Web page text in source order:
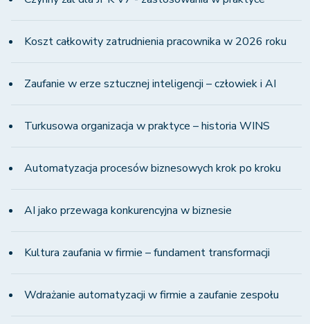
Koszt całkowity zatrudnienia pracownika w 2026 roku
Zaufanie w erze sztucznej inteligencji – człowiek i AI
Turkusowa organizacja w praktyce – historia WINS
Automatyzacja procesów biznesowych krok po kroku
AI jako przewaga konkurencyjna w biznesie
Kultura zaufania w firmie – fundament transformacji
Wdrażanie automatyzacji w firmie a zaufanie zespołu